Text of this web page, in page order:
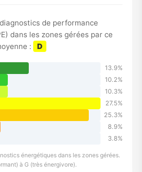
de performance
dans les zones gérées par ce
:
D
13.9%
10.2%
10.3%
27.5%
25.3%
8.9%
3.8%
énergétiques dans les zones gérées.
à G (très énergivore).